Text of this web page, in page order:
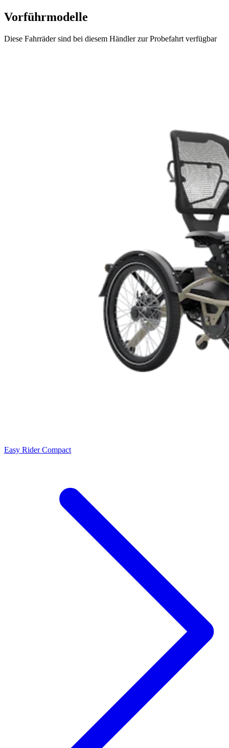
Vorführmodelle
Diese Fahrräder sind bei diesem Händler zur Probefahrt verfügbar
Easy Rider Compact